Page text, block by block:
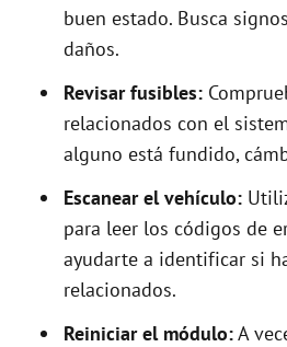
buen estado. Busca
daños.
Revisar fusibles:
relacionados con el
alguno está fundido,
Escanear el vehículo:
para leer los códigos de
ayudarte a identificar si
relacionados.
Reiniciar el módulo:A